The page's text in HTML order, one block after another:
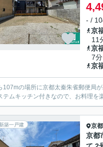
- /
京
11
京
7分
京
107mの場所に京都太秦朱雀郵便局
テムキッチン付きなので、お料理を
新築一戸建 京
京都